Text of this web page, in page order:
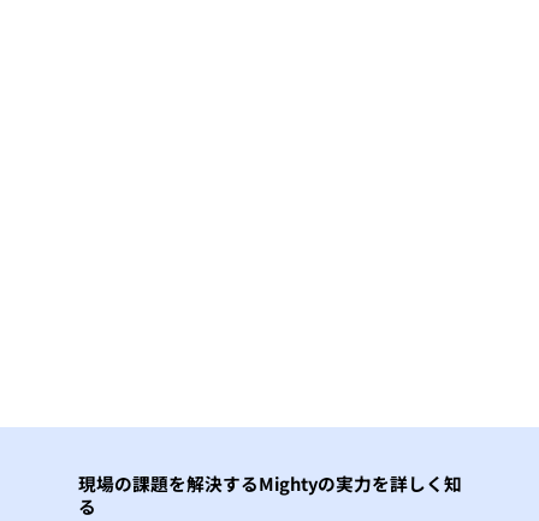
現場の課題を解決するMightyの実力を詳しく知
る